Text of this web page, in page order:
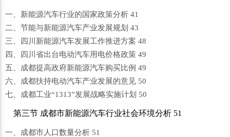
一、新能源汽车行业的国家政策分析 41
二、节能与新能源汽车产业发展规划 43
三、四川新能源汽车发展工作推进方案 48
四、四川省出台电动汽车用电价格政策 49
五、成都提高政府新能源汽车购买比例 49
六、成都扶持电动汽车产业发展的意见 50
七、成都工业“1313”发展战略实施计划 50
第三节 成都市新能源汽车行业社会环境分析 51
一、成都市人口数量分析 51